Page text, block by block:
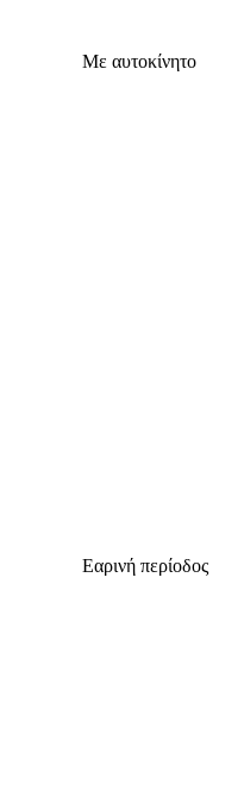
Με αυτοκίνητο
Εαρινή περίοδος